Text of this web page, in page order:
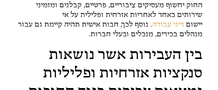
החוק יחשוף מעסיקים ציבוריים, פרטיים, קבלנים ומזמיני
שירותים כאחד לאחריות אזרחית ופלילית על אי
יישום דיני עבודה. נוסף לכך, חבות אישית תהיה קיימת גם עבור
מנהלים בכירים, מנכלים ובעלי חברות.
בין העבירות אשר נושאות
סנקציות אזרחיות ופליליות